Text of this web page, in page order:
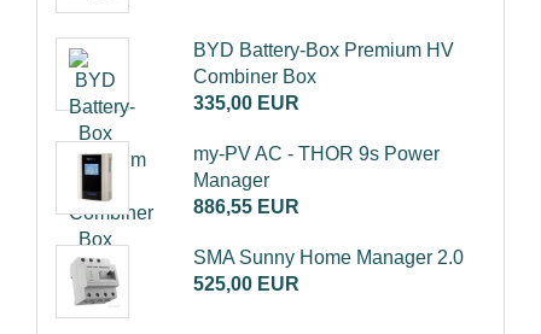
BYD Battery-Box Premium HV
Combiner Box
335,00 EUR
my-PV AC - THOR 9s Power
Manager
886,55 EUR
SMA Sunny Home Manager 2.0
525,00 EUR